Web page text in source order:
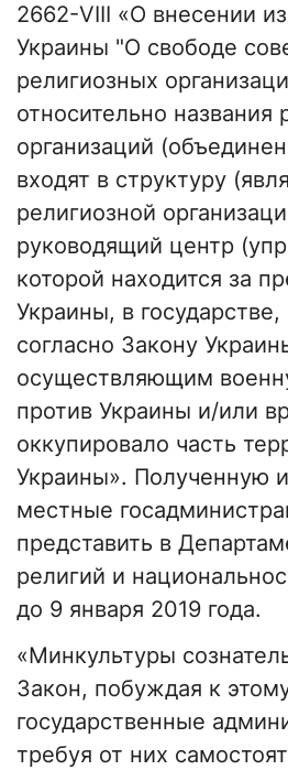
2662-VIII «О внесении
Украины "О свободе
религиозных
относительно названия
организаций
входят в структуру
религиозной
руководящий центр
которой находится за
Украины, в государстве,
согласно Закону
осуществляющим
против Украины и/или
оккупировало часть
Украины». Полученную
местные
представить в
религий и
до 9 января 2019 года.
«Минкультуры
Закон, побуждая к
государственные
требуя от них